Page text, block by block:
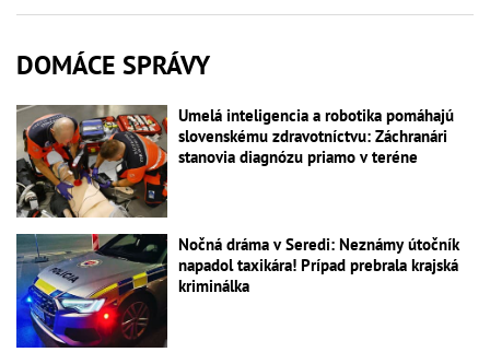
DOMÁCE SPRÁVY
Umelá inteligencia a robotika pomáhajú
slovenskému zdravotníctvu: Záchranári
stanovia diagnózu priamo v teréne
Nočná dráma v Seredi: Neznámy útočník
napadol taxikára! Prípad prebrala krajská
kriminálka